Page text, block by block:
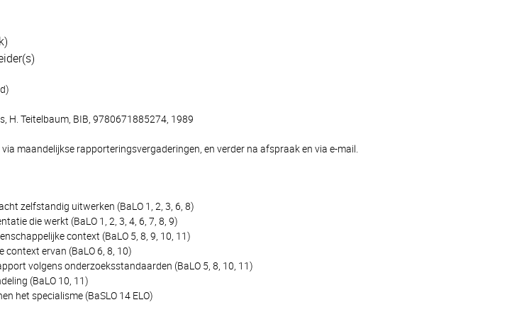
H. Teitelbaum, BIB, 9780671885274, 1989
maandelijkse rapporteringsvergaderingen, en verder na afspraak en via e-mail.
zelfstandig uitwerken (BaLO 1, 2, 3, 6, 8)
die werkt (BaLO 1, 2, 3, 4, 6, 7, 8, 9)
context (BaLO 5, 8, 9, 10, 11)
context ervan (BaLO 6, 8, 10)
volgens onderzoeksstandaarden (BaLO 5, 8, 10, 11)
(BaLO 10, 11)
het specialisme (BaSLO 14 ELO)